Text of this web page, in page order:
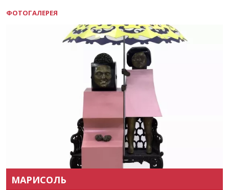
ФОТОГАЛЕРЕЯ
МАРИСОЛЬ